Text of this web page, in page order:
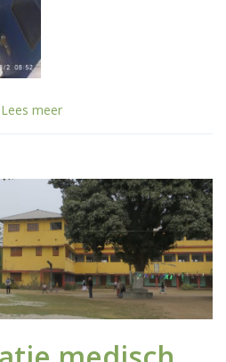
Lees meer